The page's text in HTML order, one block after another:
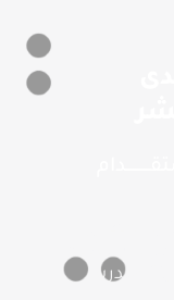
بمعايير
استقدام
ومدربة